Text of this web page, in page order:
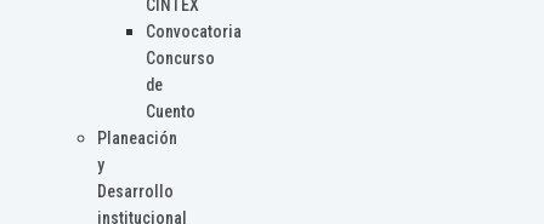
CINTEX
Convocatoria
Concurso
de
Cuento
Planeación
y
Desarrollo
institucional